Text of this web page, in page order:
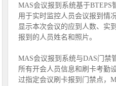
MAS会议报到系统基于BTEPS
用于实时监控人员会议报到情
显示本次会议的应到人数、实
报到的人员姓名和照片。
MAS会议报到系统与DAS门禁
所有开会人员信息和刷卡考勤
过指定会议刷卡报到门禁点，